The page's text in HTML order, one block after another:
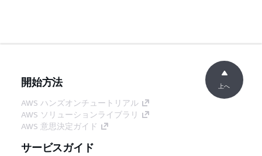
開始方法
AWS ハンズオンチュートリアル
AWS ソリューションライブラリ
AWS 意思決定ガイド
サービスガイド
上へ